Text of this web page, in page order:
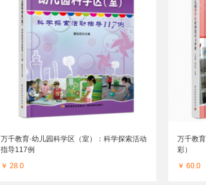
万千教育·幼儿园科学区（室）：科学探索活动
指导117例
￥ 28.0
万千教
彩）
￥ 60.0